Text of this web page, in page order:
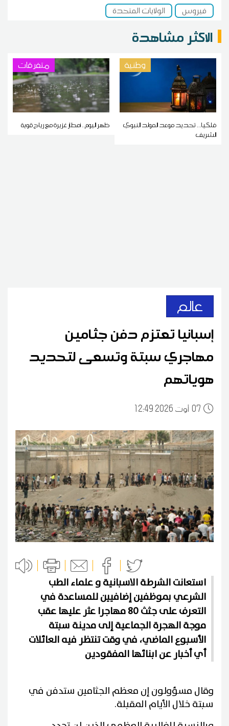
فيروس
الولايات المتحدة
الاكثر مشاهدة
وطنية
فلكيا... تحديد موعد المولد النبوي
الشريف
متفرقات
ظهر اليوم.. أمطار غزيرة مع رياح قوية
عالم
إسبانيا تعتزم دفن جثامين
مهاجري سبتة وتسعى لتحديد
هوياتهم
0712:49 2026 أوت
استعانت الشرطة الاسبانية و علماء الطب
الشرعي بموظفين إضافيين للمساعدة في
التعرف على جثث 80 مهاجرا عثر عليها عقب
موجة الهجرة الجماعية إلى مدينة سبتة
الأسبوع الماضي، في وقت تنتظر فيه العائلات
أي أخبار عن ابنائها المفقودين
وقال مسؤولون إن معظم الجثامين ستدفن في
سبتة خلال الأيام المقبلة.